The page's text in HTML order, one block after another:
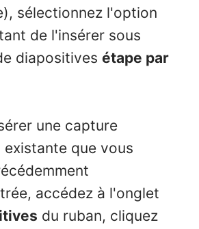
sélectionnez l'option
de l'insérer sous
diapositives étape par
une capture
existante que vous
accédez à l'onglet
du ruban, cliquez